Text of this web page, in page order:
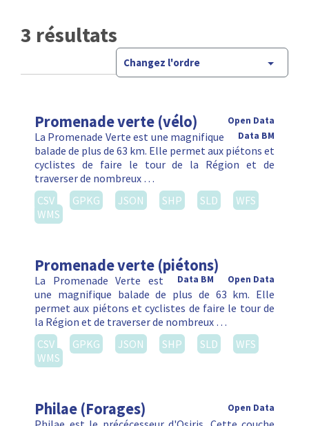
3 résultats
Changez l'ordre
Promenade verte (vélo)
Open Data
Data BM
La Promenade Verte est une magnifique
balade de plus de 63 km. Elle permet aux piétons et
cyclistes de faire le tour de la Région et de
traverser de nombreux …
CSV
GPKG JSON SHP SLD
WFS
WMS
Promenade verte (piétons)
Open Data
Data BM
La Promenade Verte est
une magnifique balade de plus de 63 km. Elle
permet aux piétons et cyclistes de faire le tour de
la Région et de traverser de nombreux …
CSV
GPKG JSON SHP SLD
WFS
WMS
Philae (Forages) Open Data